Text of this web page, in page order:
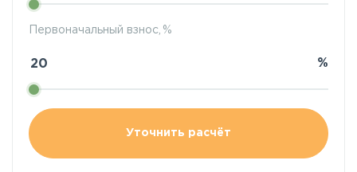
Первоначальный взнос, %
%
Уточнить расчёт